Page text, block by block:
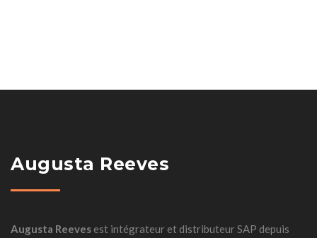
Augusta Reeves
Augusta Reeves est intégrateur et distributeur SAP depuis